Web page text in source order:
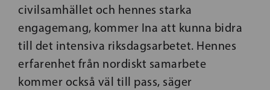
civilsamhället och hennes starka
engagemang, kommer Ina att kunna bidra
till det intensiva riksdagsarbetet. Hennes
erfarenhet från nordiskt samarbete
kommer också väl till pass, säger